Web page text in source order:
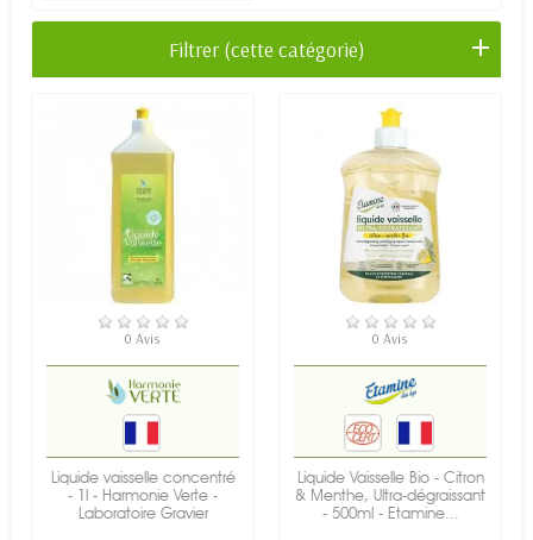
Filtrer (cette catégorie)
RUPTURE DE STOCK
0 Avis
Liquide vaisselle concentré
- 1l - Harmonie Verte -
Laboratoire Gravier
EN STOCK
0 Avis
Liquide Vaisselle Bio - Citron
& Menthe, Ultra-dégraissant
- 500ml - Etamine...